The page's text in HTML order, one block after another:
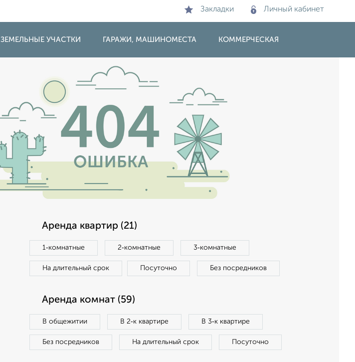
Закладки Личный кабинет
ЗЕМЕЛЬНЫЕ УЧАСТКИ ГАРАЖИ, МАШИНОМЕСТА КОММЕРЧЕСКАЯ
Аренда квартир (21)
1‑комнатные 2‑комнатные 3‑комнатные
На длительный срок Посуточно Без посредников
Аренда комнат (59)
В общежитии В 2‑к квартире В 3‑к квартире
Без посредников На длительный срок Посуточно